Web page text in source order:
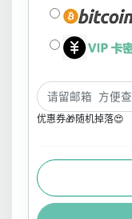
优惠券🎁随机掉落😍